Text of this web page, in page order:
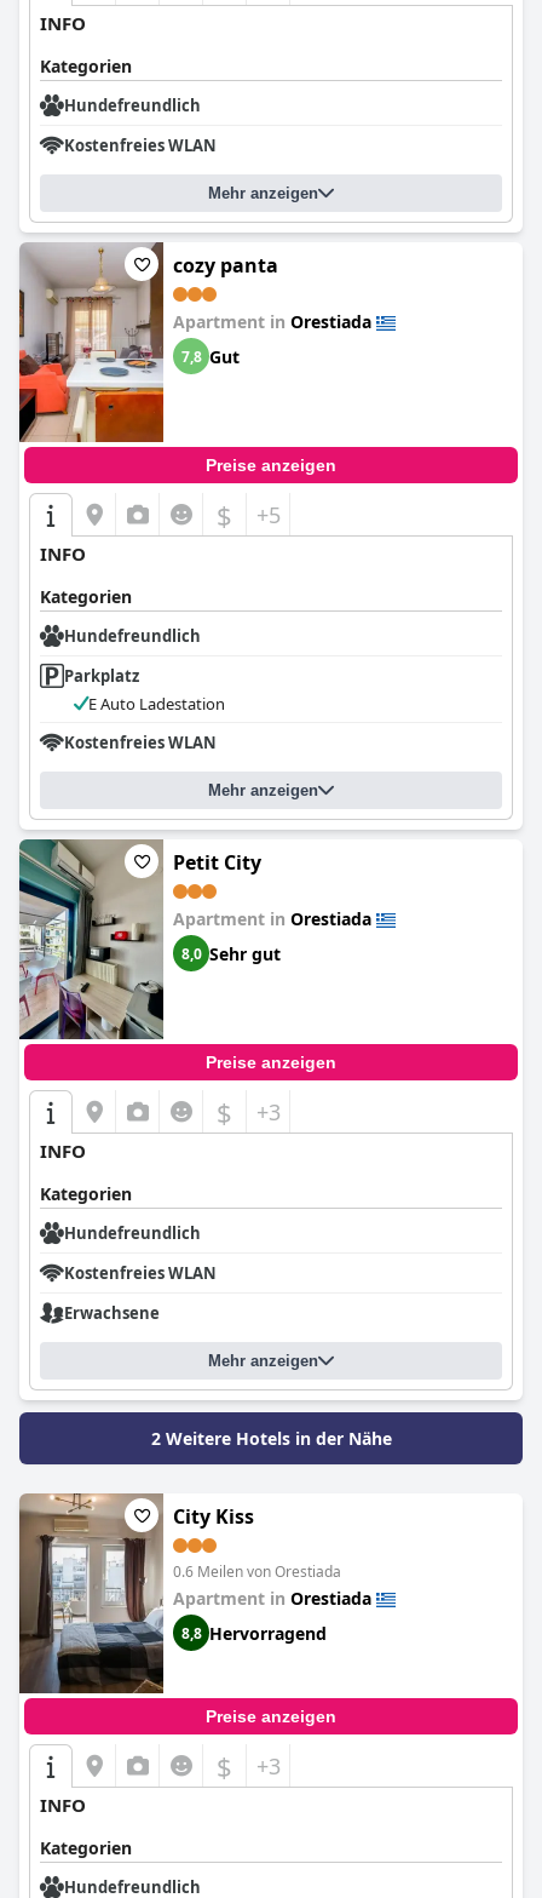
INFO
Kategorien
Hundefreundlich
Kostenfreies WLAN
Mehr anzeigen
cozy panta
Apartment in Orestiada
7,8 Gut
Preise anzeigen
$ +5
INFO
Kategorien
Hundefreundlich
Parkplatz
E Auto Ladestation
Kostenfreies WLAN
Mehr anzeigen
Petit City
Apartment in Orestiada
8,0 Sehr gut
Preise anzeigen
$ +3
INFO
Kategorien
Hundefreundlich
Kostenfreies WLAN
Erwachsene
Mehr anzeigen
2 Weitere Hotels in der Nähe
City Kiss
0.6 Meilen von Orestiada
Apartment in Orestiada
8,8 Hervorragend
Preise anzeigen
$ +3
INFO
Kategorien
Hundefreundlich